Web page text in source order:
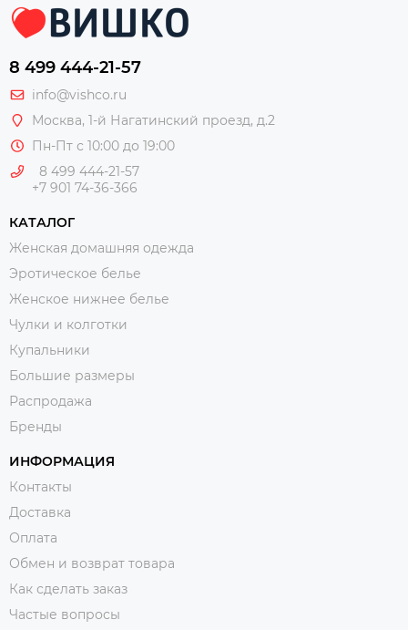
8 499 444-21-57
info@vishco.ru
Москва, 1-й Нагатинский проезд, д.2
Пн-Пт с 10:00 до 19:00
8 499 444-21-57
+7 901 74-36-366
КАТАЛОГ
Женская домашняя одежда
Эротическое белье
Женское нижнее белье
Чулки и колготки
Купальники
Большие размеры
Распродажа
Бренды
ИНФОРМАЦИЯ
Контакты
Доставка
Оплата
Обмен и возврат товара
Как сделать заказ
Частые вопросы